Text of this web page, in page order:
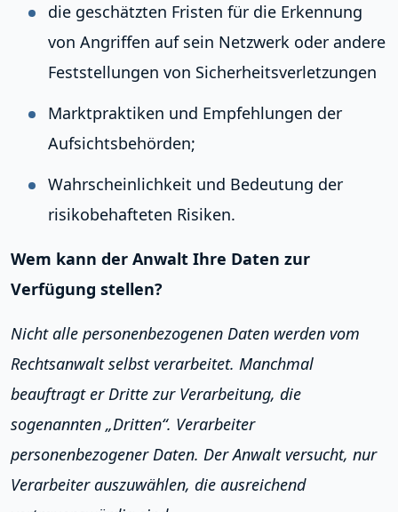
die geschätzten Fristen für die Erkennung
von Angriffen auf sein Netzwerk oder andere
Feststellungen von Sicherheitsverletzungen
Marktpraktiken und Empfehlungen der
Aufsichtsbehörden;
Wahrscheinlichkeit und Bedeutung der
risikobehafteten Risiken.
Wem kann der Anwalt Ihre Daten zur
Verfügung stellen?
Nicht alle personenbezogenen Daten werden vom
Rechtsanwalt selbst verarbeitet. Manchmal
beauftragt er Dritte zur Verarbeitung, die
sogenannten „Dritten“. Verarbeiter
personenbezogener Daten. Der Anwalt versucht, nur
Verarbeiter auszuwählen, die ausreichend